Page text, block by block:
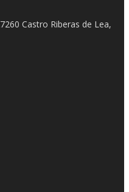
Castro Riberas de Lea,